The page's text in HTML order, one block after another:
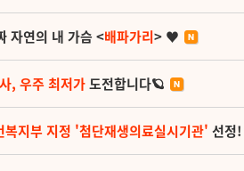
자연의 내 가슴 <배파가리> ♥
, 우주 최저가도전합니다🪐
복지부 지정 '첨단재생의료실시기관' 선정!